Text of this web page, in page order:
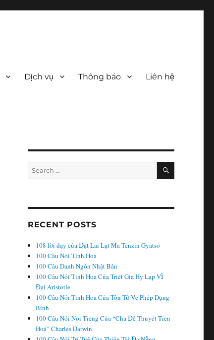
Dịch vụ Thông báo Liên hệ
Search
for:
SEARCH
RECENT POSTS
108 lời dạy của Đạt Lai Lạt Ma Tenzin Gyatso
100 Câu Nói Tinh Hoa
100 Câu Danh Ngôn Nhật Bản
100 Câu Nói Tinh Hoa Của Triết Gia Hy Lạp Vĩ
Đại Aristotle
100 Câu Nói Tinh Hoa Của Tôn Tử Về Phép Dụng
Binh
100 Câu Nói Nổi Tiếng Của “Cha Đẻ Thuyết Tiến
Hoá” Charles Darwin